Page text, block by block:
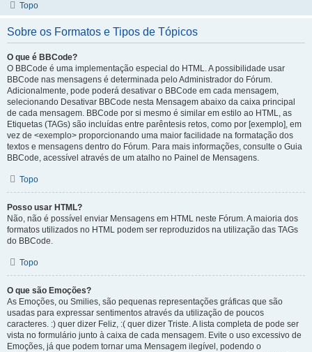
Topo
Sobre os Formatos e Tipos de Tópicos
O que é BBCode?
O BBCode é uma implementação especial do HTML. A possibilidade usar
BBCode nas mensagens é determinada pelo Administrador do Fórum.
Adicionalmente, pode poderá desativar o BBCode em cada mensagem,
selecionando Desativar BBCode nesta Mensagem abaixo da caixa principal
de cada mensagem. BBCode por si mesmo é similar em estilo ao HTML, as
Etiquetas (TAGs) são incluídas entre parêntesis retos, como por [exemplo], em
vez de <exemplo> proporcionando uma maior facilidade na formatação dos
textos e mensagens dentro do Fórum. Para mais informações, consulte o Guia
BBCode, acessível através de um atalho no Painel de Mensagens.
Topo
Posso usar HTML?
Não, não é possível enviar Mensagens em HTML neste Fórum. A maioria dos
formatos utilizados no HTML podem ser reproduzidos na utilização das TAGs
do BBCode.
Topo
O que são Emoções?
As Emoções, ou Smilies, são pequenas representações gráficas que são
usadas para expressar sentimentos através da utilização de poucos
caracteres. :) quer dizer Feliz, :( quer dizer Triste. A lista completa de pode ser
vista no formulário junto à caixa de cada mensagem. Evite o uso excessivo de
Emoções, já que podem tornar uma Mensagem ilegível, podendo o